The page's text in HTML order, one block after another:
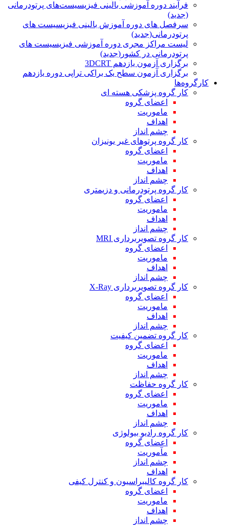
فرآیند دوره آموزشی بالینی فیزیسیست‌های پرتودرمانی
(جدید)
سرفصل های دوره آموزش بالینی فیزیسیست های
پرتودرمانی(جدید)
لیست مراکز مجری دوره آموزشی فیزیسیست های
پرتودرمانی در کشور(جدید)
برگزاری آزمون یازدهم 3DCRT
برگزاری آزمون سطح یک براکی تراپی دوره یازدهم
کارگروه‌ها
کار گروه پزشکی هسته ای
اعضای گروه
ماموریت
اهداف
چشم انداز
کار گروه پرتوهای غیر یونیزان
اعضای گروه
ماموریت
اهداف
چشم انداز
کار گروه پرتودرمانی و دزیمتری
اعضای گروه
ماموریت
اهداف
چشم انداز
کار گروه تصویربرداری MRI
اعضای گروه
ماموریت
اهداف
چشم انداز
کار گروه تصویربرداری X-Ray
اعضای گروه
ماموریت
اهداف
چشم انداز
کار گروه تضمین کیفیت
اعضای گروه
ماموریت
اهداف
چشم انداز
کار گروه حفاظت
اعضای گروه
ماموریت
اهداف
چشم انداز
کار گروه رادیو بیولوژی
اعضای گروه
مآموریت
چشم انداز
اهداف
کار گروه کالیبراسیون و کنترل کیفی
اعضای گروه
ماموریت
اهداف
چشم انداز